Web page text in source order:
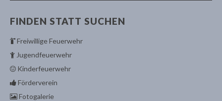
FINDEN STATT SUCHEN
Freiwillige Feuerwehr
Jugendfeuerwehr
Kinderfeuerwehr
Förderverein
Fotogalerie